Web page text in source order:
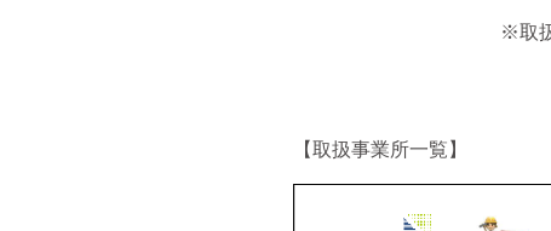
※取
【取扱事業所一覧】